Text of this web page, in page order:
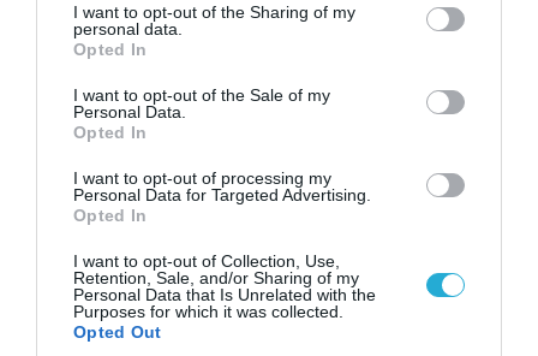
not limited to your visit or usage behaviour. You may click to
grant or deny consent to Google and its third-party tags to
use your data for below specified purposes in below Google
consent section.
I want to opt-out of the Sharing of my
personal data.
Opted In
I want to opt-out of the Sale of my
Personal Data.
Opted In
I want to opt-out of processing my
Personal Data for Targeted Advertising.
Opted In
I want to opt-out of Collection, Use,
Retention, Sale, and/or Sharing of my
Personal Data that Is Unrelated with the
Purposes for which it was collected.
Opted Out
07.08.2026 | 20:02
Κωνσταντίνο Ζούλα από τον ΣΚΑΪ – Ο λόγος της
απομάκρυνσής του